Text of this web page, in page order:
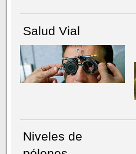
Salud Vial
Niveles de